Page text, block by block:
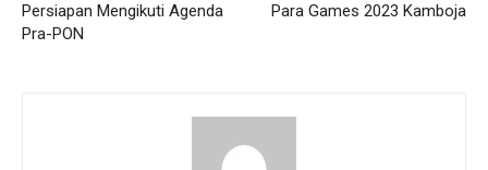
Persiapan Mengikuti Agenda
Pra-PON
Para Games 2023 Kamboja